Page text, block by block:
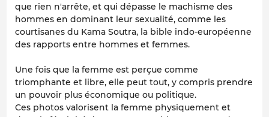
que rien n'arrête, et qui dépasse le machisme des
hommes en dominant leur sexualité, comme les
courtisanes du Kama Soutra, la bible indo-européenne
des rapports entre hommes et femmes.
Une fois que la femme est perçue comme
triomphante et libre, elle peut tout, y compris prendre
un pouvoir plus économique ou politique.
Ces photos valorisent la femme physiquement et